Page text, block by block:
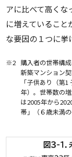
アに比べて高くな
に増えているこ
な要因の１つに挙
※2 購入者の世帯構
新築マンション
「子供あり（第
年）。世帯数の
は2005年から
帯」（６歳未満